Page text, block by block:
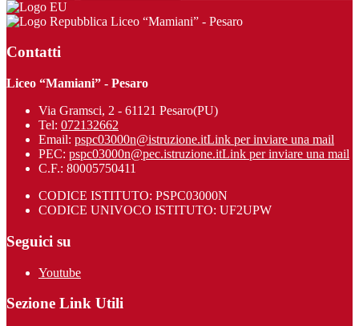
Liceo “Mamiani” - Pesaro
Contatti
Liceo “Mamiani” - Pesaro
Via Gramsci, 2 - 61121 Pesaro(PU)
Tel: 072132662
Email: pspc03000n@istruzione.itLink per inviare una mail
PEC: pspc03000n@pec.istruzione.itLink per inviare una mail
C.F.: 80005750411
CODICE ISTITUTO: PSPC03000N
CODICE UNIVOCO ISTITUTO: UF2UPW
Seguici su
Youtube
Sezione Link Utili